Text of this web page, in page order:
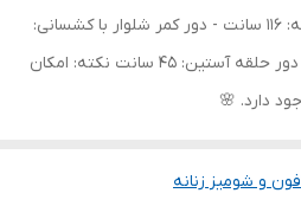
- قد شلوار: 95 سانت - دور سینه: 116 سانت - دور کمر شلوار با کشسانی:
125 سانت - دور ران: 62 سانت - دور حلقه آستین: 45 سانت نکته: امکان
و شومیز زنانه